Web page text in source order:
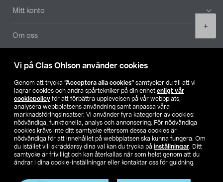
Vi på Clas Ohlson använder cookies
Genom att trycka ”Acceptera alla cookies” samtycker du till att vi
lagrar cookies och andra spårtekniker på din enhet enligt vår
cookiepolicy för att förbättra upplevelsen på vår webbplats,
analysera webbplatsens användning samt anpassa våra
marknadsföringsinsatser. Vi använder fyra kategorier av cookies:
nödvändiga, funktionella, analys och annonsering. För nödvändiga
cookies krävs inte ditt samtycke eftersom dessa cookies är
nödvändiga för att innehållet på webbplatsen ska kunna fungera. Om
du istället vill skräddarsy dina val kan du trycka på inställningar. Ditt
samtycke är frivilligt och kan återkallas när som helst genom att du
ändrar i dina cookie-inställningar eller kontaktar oss för guidning.
+
Mitt konto
Om oss
Aktuellt
Våra bolag
Hitta butik
SE NO FI